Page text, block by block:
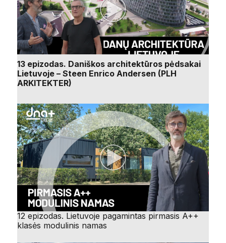
13 epizodas. Daniškos architektūros pėdsakai
Lietuvoje – Steen Enrico Andersen (PLH
ARKITEKTER)
12 epizodas. Lietuvoje pagamintas pirmasis A++
klasės modulinis namas